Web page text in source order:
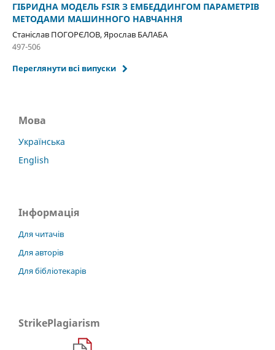
ГІБРИДНА МОДЕЛЬ FSIR З ЕМБЕДДИНГОМ ПАРАМЕТРІВ
МЕТОДАМИ МАШИННОГО НАВЧАННЯ
Станіслав ПОГОРЄЛОВ, Ярослав БАЛАБА
497-506
Переглянути всі випуски
Мова
Українська
English
Інформація
Для читачів
Для авторів
Для бібліотекарів
StrikePlagiarism